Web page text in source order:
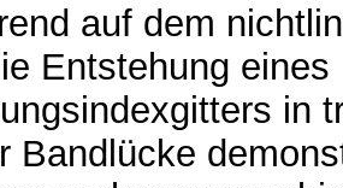
auf dem
Entstehung
in
Bandlücke